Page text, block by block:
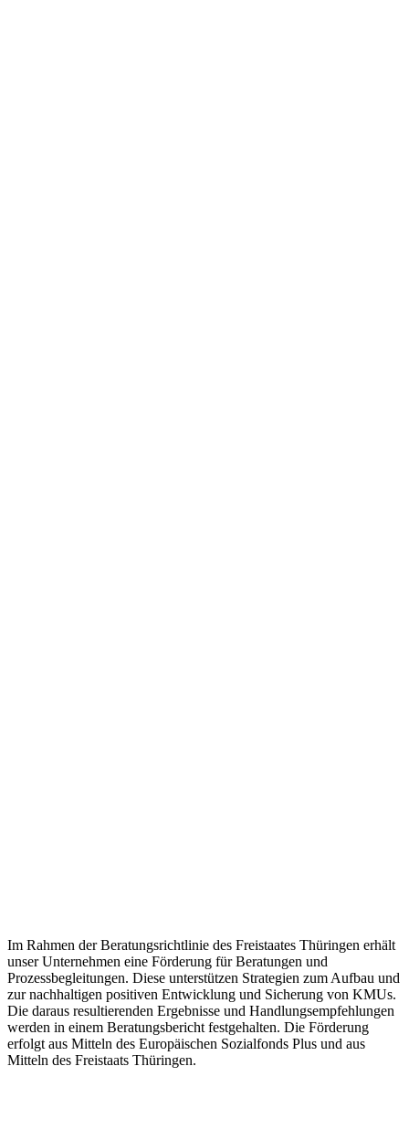
Im Rahmen der Beratungsrichtlinie des Freistaates Thüringen erhält
unser Unternehmen eine Förderung für Beratungen und
Prozessbegleitungen. Diese unterstützen Strategien zum Aufbau und
zur nachhaltigen positiven Entwicklung und Sicherung von KMUs.
Die daraus resultierenden Ergebnisse und Handlungsempfehlungen
werden in einem Beratungsbericht festgehalten. Die Förderung
erfolgt aus Mitteln des Europäischen Sozialfonds Plus und aus
Mitteln des Freistaats Thüringen.